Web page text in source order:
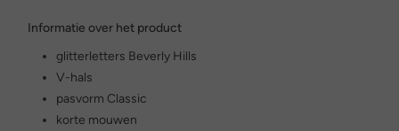
Informatie over het product
glitterletters Beverly Hills
V-hals
pasvorm Classic
korte mouwen